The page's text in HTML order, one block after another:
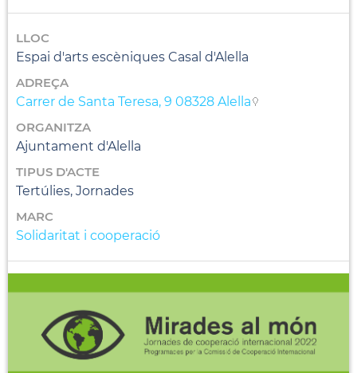
LLOC
Espai d'arts escèniques Casal d'Alella
ADREÇA
Carrer de Santa Teresa, 9 08328 Alella
ORGANITZA
Ajuntament d'Alella
TIPUS D'ACTE
Tertúlies, Jornades
MARC
Solidaritat i cooperació